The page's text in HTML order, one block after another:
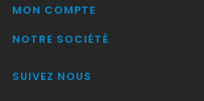
MON COMPTE
NOTRE SOCIÉTÉ
SUIVEZ NOUS